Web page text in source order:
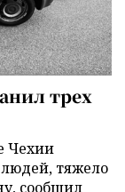
трех
Чехии
тяжело
сообщил